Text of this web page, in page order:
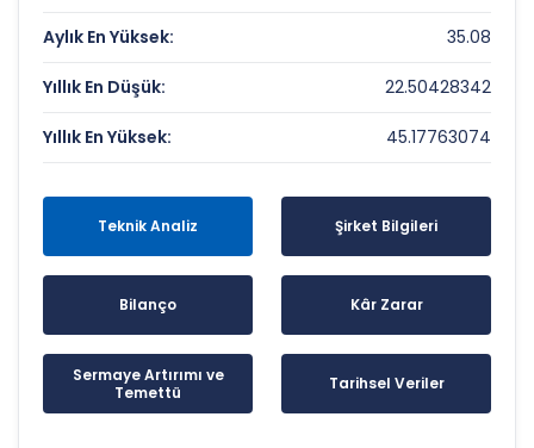
Aylık En Yüksek: 35.08
Yıllık En Düşük: 22.50428342
Yıllık En Yüksek: 45.17763074
Teknik Analiz Şirket Bilgileri
Bilanço Kâr Zarar
Sermaye Artırımı ve
Temettü
Tarihsel Veriler